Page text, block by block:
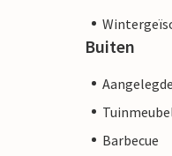
Buiten
Barbecue